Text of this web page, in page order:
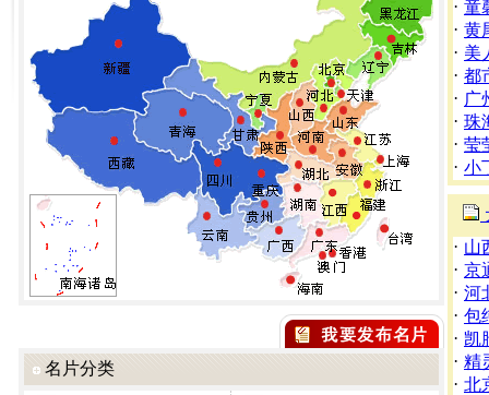
名片分类
· 童
· 黄
· 美
· 都
· 广
· 珠
· 莹
· 小
· 山
· 京
· 河
· 包
· 凯
· 精
· 北